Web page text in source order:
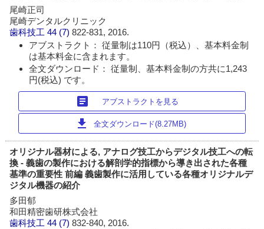
尾崎正司
尾崎デンタルクリニック
歯科技工 44 (7)822-831, 2016.
アブストラクト： 従量制は110円（税込）、基本料金制
は基本料金に含まれます。
全文ダウンロード： 従量制、基本料金制の方共に1,243
円(税込) です。
article アブストラクトを見る
download 全文ダウンロード(8.27MB)
オリジナル器材による, アナログ技工からデジタル技工への転
換 - 義歯の製作における解剖学的指標から導き出された各種
基準の重要性 前編 義歯製作に活用している各種オリジナルデ
ジタル機器の紹介
多田郁
和田精密歯研株式会社
歯科技工 44 (7)832-840, 2016.